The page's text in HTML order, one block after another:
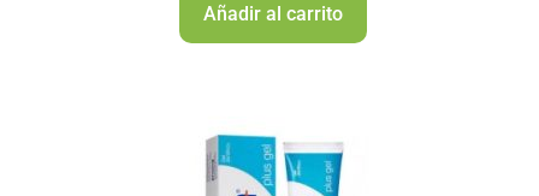
Añadir al carrito